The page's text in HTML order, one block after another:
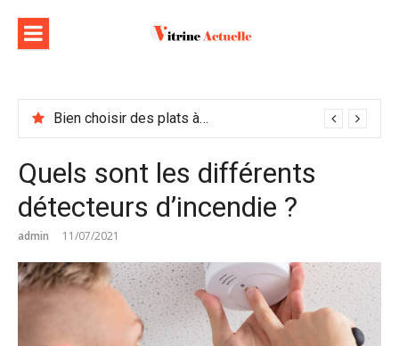
contenu
Bien choisir des plats à emporter : astuces et idées pour varier les plaisirs
Quels sont les différents
détecteurs d’incendie ?
admin 11/07/2021